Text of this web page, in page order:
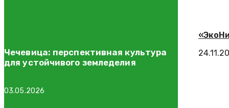
Чечевица: перспективная культура
для устойчивого земледелия
03.05.2026